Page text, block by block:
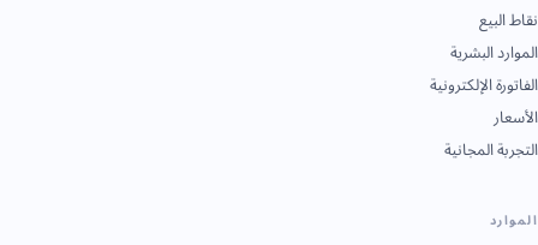
نقاط البيع
الموارد البشرية
الفاتورة الإلكترونية
الأسعار
التجربة المجانية
الموارد